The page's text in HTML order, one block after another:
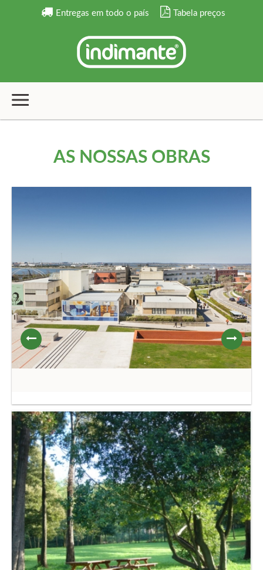
Entregas em todo o país Tabela preços
AS NOSSAS OBRAS
UNIVERSIDADE DE AVEIRO
PARQUE DA CIDADE DE VILA
NOVA DE GAIA